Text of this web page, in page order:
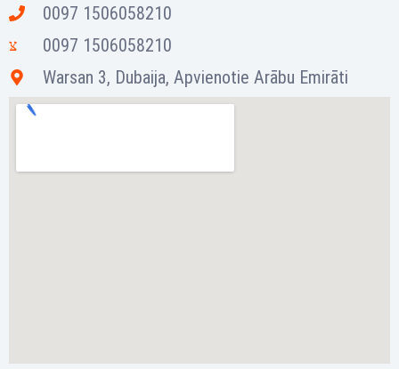
0097 1506058210
0097 1506058210
Warsan 3, Dubaija, Apvienotie Arābu Emirāti